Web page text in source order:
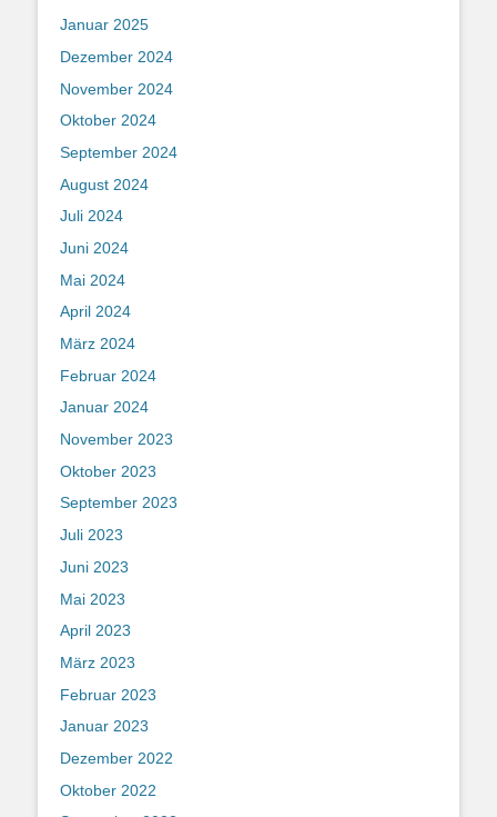
Januar 2025
Dezember 2024
November 2024
Oktober 2024
September 2024
August 2024
Juli 2024
Juni 2024
Mai 2024
April 2024
März 2024
Februar 2024
Januar 2024
November 2023
Oktober 2023
September 2023
Juli 2023
Juni 2023
Mai 2023
April 2023
März 2023
Februar 2023
Januar 2023
Dezember 2022
Oktober 2022